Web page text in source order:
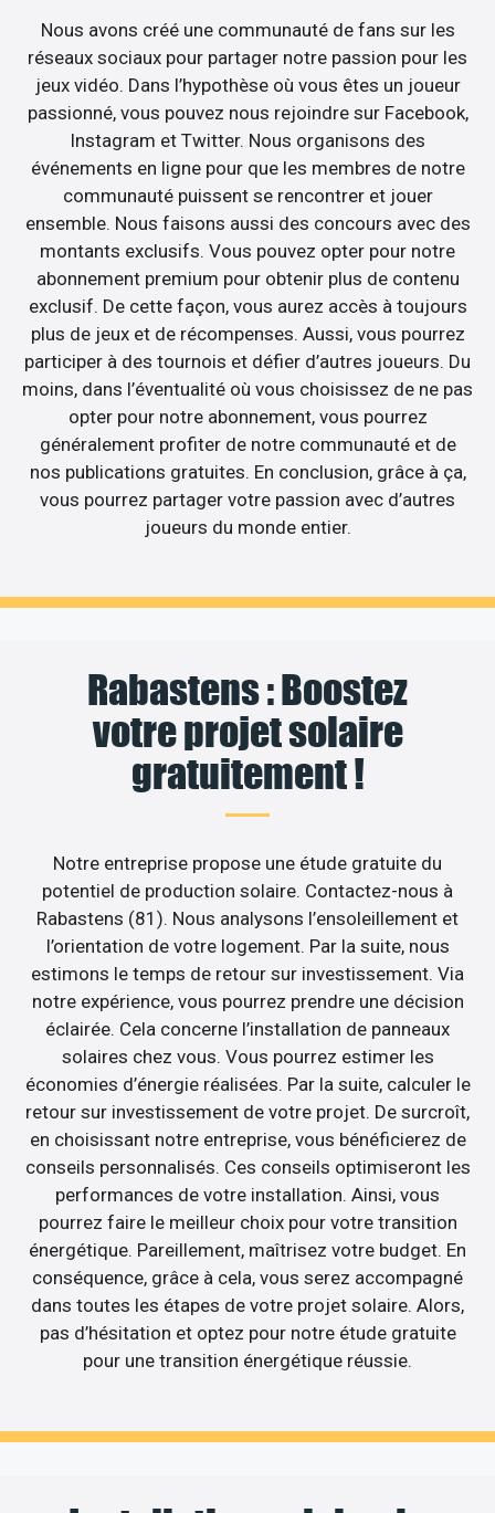
Nous avons créé une communauté de fans sur les
réseaux sociaux pour partager notre passion pour les
jeux vidéo. Dans l’hypothèse où vous êtes un joueur
passionné, vous pouvez nous rejoindre sur Facebook,
Instagram et Twitter. Nous organisons des
événements en ligne pour que les membres de notre
communauté puissent se rencontrer et jouer
ensemble. Nous faisons aussi des concours avec des
montants exclusifs. Vous pouvez opter pour notre
abonnement premium pour obtenir plus de contenu
exclusif. De cette façon, vous aurez accès à toujours
plus de jeux et de récompenses. Aussi, vous pourrez
participer à des tournois et défier d’autres joueurs. Du
moins, dans l’éventualité où vous choisissez de ne pas
opter pour notre abonnement, vous pourrez
généralement profiter de notre communauté et de
nos publications gratuites. En conclusion, grâce à ça,
vous pourrez partager votre passion avec d’autres
joueurs du monde entier.
Rabastens : Boostez
votre projet solaire
gratuitement !
Notre entreprise propose une étude gratuite du
potentiel de production solaire. Contactez-nous à
Rabastens (81). Nous analysons l’ensoleillement et
l’orientation de votre logement. Par la suite, nous
estimons le temps de retour sur investissement. Via
notre expérience, vous pourrez prendre une décision
éclairée. Cela concerne l’installation de panneaux
solaires chez vous. Vous pourrez estimer les
économies d’énergie réalisées. Par la suite, calculer le
retour sur investissement de votre projet. De surcroît,
en choisissant notre entreprise, vous bénéficierez de
conseils personnalisés. Ces conseils optimiseront les
performances de votre installation. Ainsi, vous
pourrez faire le meilleur choix pour votre transition
énergétique. Pareillement, maîtrisez votre budget. En
conséquence, grâce à cela, vous serez accompagné
dans toutes les étapes de votre projet solaire. Alors,
pas d’hésitation et optez pour notre étude gratuite
pour une transition énergétique réussie.